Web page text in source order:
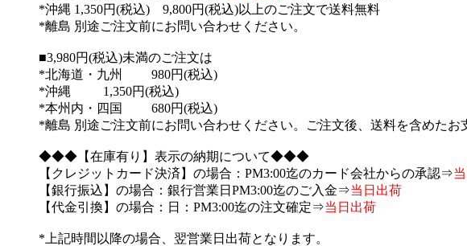
*沖縄 1,350円(税込) 9,800円(税込)以上のご注文で送料無料
*離島 別途ご注文前にお問い合わせください。
■3,980円(税込)未満のご注文は
*北海道・九州 980円(税込)
*沖縄 1,350円(税込)
*本州内・四国 680円(税込)
*離島 別途ご注文前にお問い合わせください。ご注文後、送料を含めた
◆◆◆【在庫有り】表示の納期について◆◆◆
【クレジットカード決済】の場合：PM3:00迄のカード会社からの承認⇒
【銀行振込】の場合：銀行営業日PM3:00迄のご入金⇒当日出荷
【代金引換】の場合：日：PM3:00迄の注文確定⇒当日出荷
*上記時間以降の場合、翌営業日出荷となります。